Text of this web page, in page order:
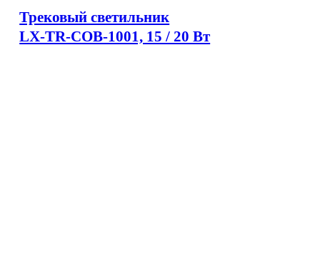
Трековый светильник
LX-TR-COB-1001, 15 / 20 Вт